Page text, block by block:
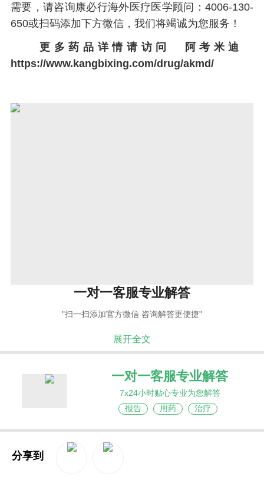
需要，请咨询康必行海外医疗医学顾问：4006-130-
650或扫码添加下方微信，我们将竭诚为您服务！
更多药品详情请访问
阿考米迪
https://www.kangbixing.com/drug/akmd/
一对一客服专业解答
"扫一扫添加官方微信 咨询解答更便捷"
展开全文
一对一客服专业解答
7x24小时贴心专业为您解答
报告
用药 治疗
分享到